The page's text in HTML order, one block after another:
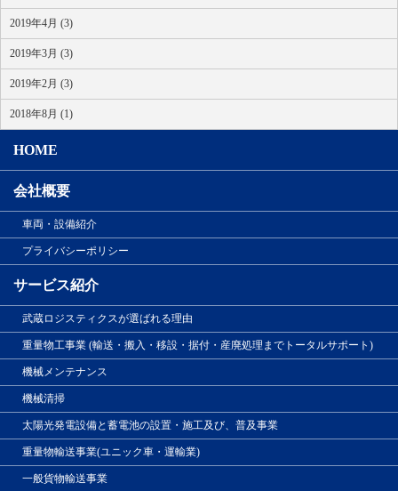
2019年4月 (3)
2019年3月 (3)
2019年2月 (3)
2018年8月 (1)
HOME
会社概要
車両・設備紹介
プライバシーポリシー
サービス紹介
武蔵ロジスティクスが選ばれる理由
重量物工事業 (輸送・搬入・移設・据付・産廃処理までトータルサポート)
機械メンテナンス
機械清掃
太陽光発電設備と蓄電池の設置・施工及び、普及事業
重量物輸送事業(ユニック車・運輸業)
一般貨物輸送事業